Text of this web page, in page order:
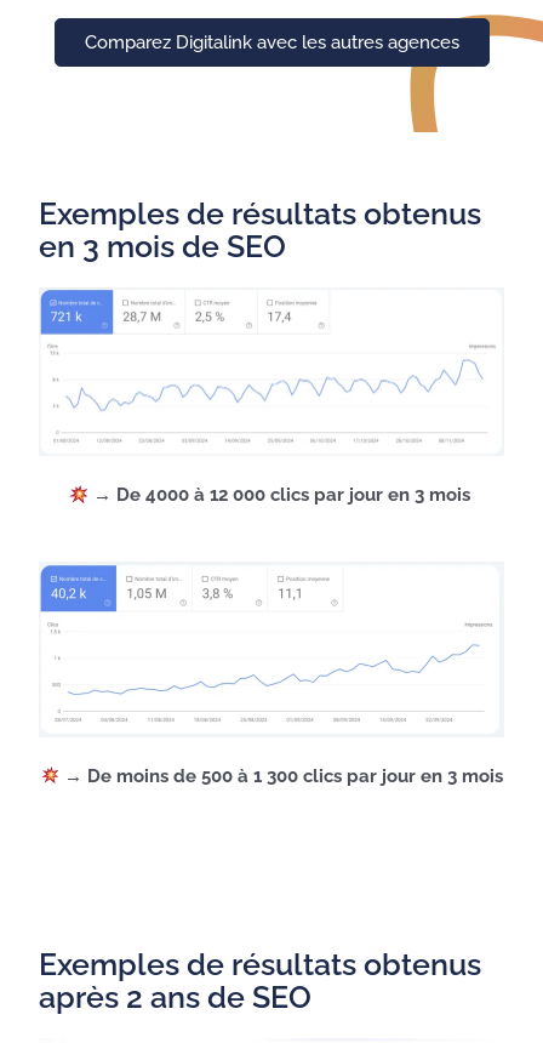
Comparez Digitalink avec les autres agences
Exemples de résultats obtenus
en 3 mois de SEO
→ De 4000 à 12 000 clics par jour en 3 mois
→ De moins de 500 à 1 300 clics par jour en 3 mois
Exemples de résultats obtenus
après 2 ans de SEO